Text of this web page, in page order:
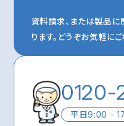
資料請求、または製品
ります。 どうぞお気軽にご
0120-
平日9:00 -